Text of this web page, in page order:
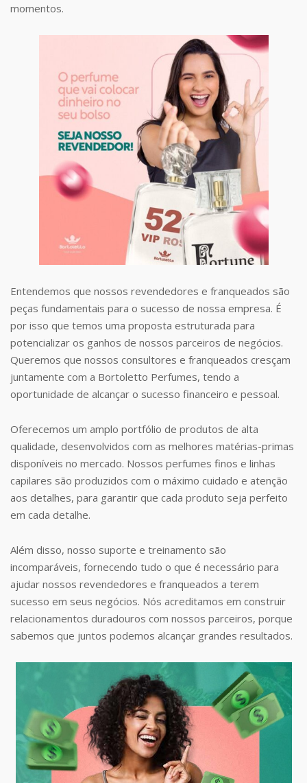
momentos.
Entendemos que nossos revendedores e franqueados são
peças fundamentais para o sucesso de nossa empresa. É
por isso que temos uma proposta estruturada para
potencializar os ganhos de nossos parceiros de negócios.
Queremos que nossos consultores e franqueados cresçam
juntamente com a Bortoletto Perfumes, tendo a
oportunidade de alcançar o sucesso financeiro e pessoal.
Oferecemos um amplo portfólio de produtos de alta
qualidade, desenvolvidos com as melhores matérias-primas
disponíveis no mercado. Nossos perfumes finos e linhas
capilares são produzidos com o máximo cuidado e atenção
aos detalhes, para garantir que cada produto seja perfeito
em cada detalhe.
Além disso, nosso suporte e treinamento são
incomparáveis, fornecendo tudo o que é necessário para
ajudar nossos revendedores e franqueados a terem
sucesso em seus negócios. Nós acreditamos em construir
relacionamentos duradouros com nossos parceiros, porque
sabemos que juntos podemos alcançar grandes resultados.